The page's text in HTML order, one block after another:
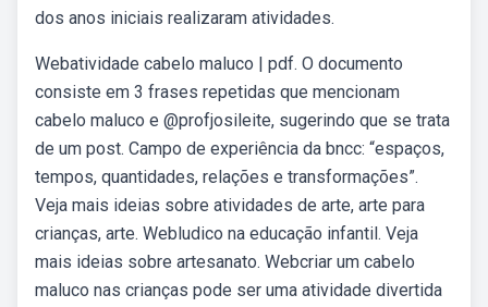
dos anos iniciais realizaram atividades.
Webatividade cabelo maluco | pdf. O documento
consiste em 3 frases repetidas que mencionam
cabelo maluco e @profjosileite, sugerindo que se trata
de um post. Campo de experiência da bncc: “espaços,
tempos, quantidades, relações e transformações”.
Veja mais ideias sobre atividades de arte, arte para
crianças, arte. Webludico na educação infantil. Veja
mais ideias sobre artesanato. Webcriar um cabelo
maluco nas crianças pode ser uma atividade divertida